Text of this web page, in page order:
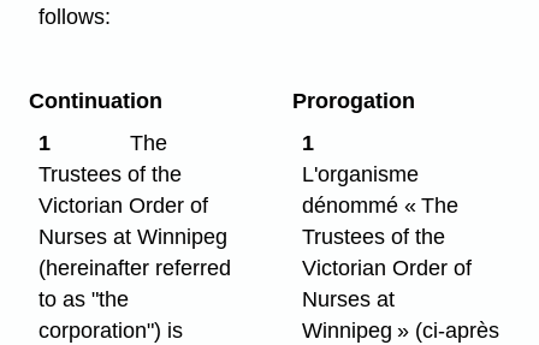
follows:
Continuation
1
The
Trustees of the
Victorian Order of
Nurses at Winnipeg
(hereinafter referred
to as "the
corporation") is
Prorogation
1
L'organisme
dénommé « The
Trustees of the
Victorian Order of
Nurses at
Winnipeg » (ci-après